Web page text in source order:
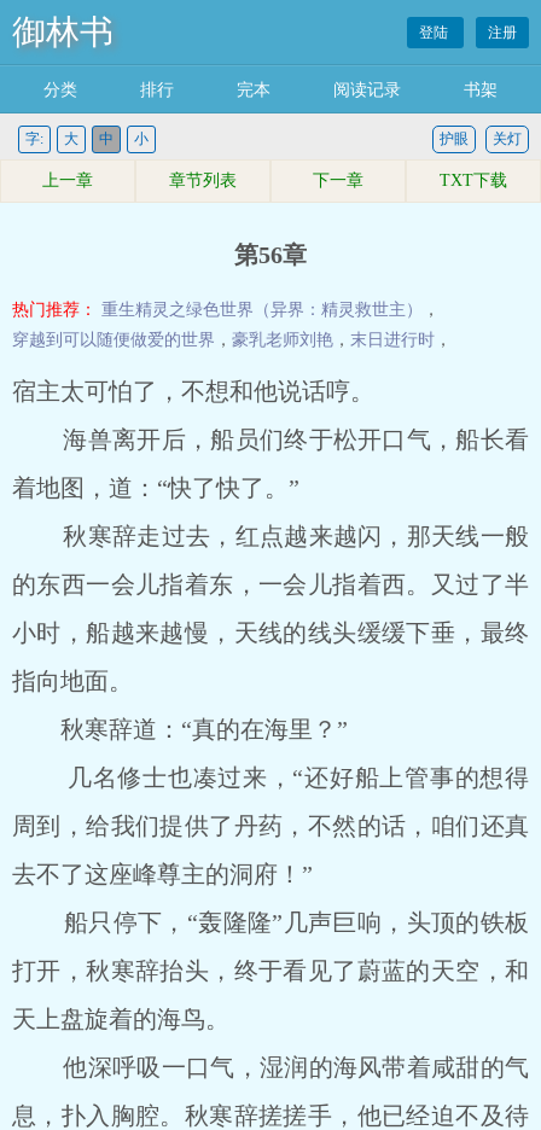
御林书 登陆 注册
分类 排行 完本 阅读记录 书架
字: 大 中 小 关灯
护眼
上一章 章节列表 下一章 TXT下载
第56章
热门推荐： 重生精灵之绿色世界（异界：精灵救世主）
，
穿越到可以随便做爱的世界 ， 豪乳老师刘艳 ， 末日进行时 ，
宿主太可怕了，不想和他说话哼。
海兽离开后，船员们终于松开口气，船长看
着地图，道：“快了快了。”
秋寒辞走过去，红点越来越闪，那天线一般
的东西一会儿指着东，一会儿指着西。又过了半
小时，船越来越慢，天线的线头缓缓下垂，最终
指向地面。
秋寒辞道：“真的在海里？”
几名修士也凑过来，“还好船上管事的想得
周到，给我们提供了丹药，不然的话，咱们还真
去不了这座峰尊主的洞府！”
船只停下，“轰隆隆”几声巨响，头顶的铁板
打开，秋寒辞抬头，终于看见了蔚蓝的天空，和
天上盘旋着的海鸟。
他深呼吸一口气，湿润的海风带着咸甜的气
息，扑入胸腔。秋寒辞搓搓手，他已经迫不及待